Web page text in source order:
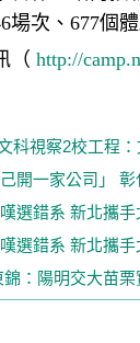
場次、677個
（ http://
科視察2校工程
開一家公司」
選錯系 新北攜
選錯系 新北攜
：陽明交大苗栗